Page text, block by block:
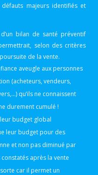
majeurs identifiés et
bilan de santé préventif
selon des critères
de la vente.
aveugle aux personnes
(acheteurs, vendeurs,
qu’ils ne connaissent
durement cumulé !
budget global
leur budget pour des
et non pas diminué par
après la vente
car il permet un